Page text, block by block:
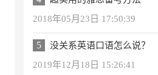
2018年05月23日 17:50:39
5
没关系英语口语怎么说？
2019年12月18日 15:26:41